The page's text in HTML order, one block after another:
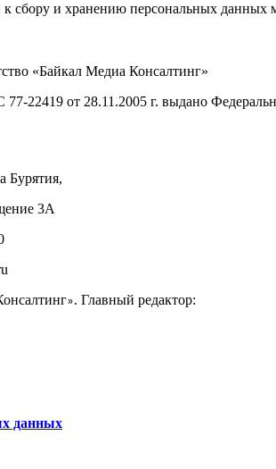
к сбору и хранению персональных
«Байкал Медиа Консалтинг»
от 28.11.2005 г. выдано
Бурятия,
3А
». Главный редактор:
данных